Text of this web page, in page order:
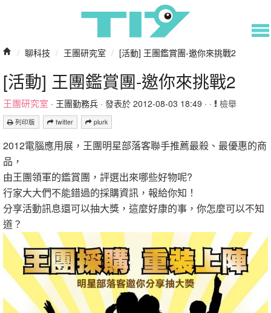
/ 聊科技 / 王團研究室 / [活動] 王團鑑賞團-邀你來挑戰2
[活動] 王團鑑賞團-邀你來挑戰2
王團研究室 · 王團勤務兵 · 發表於 2012-08-03 18:49 · · 檢舉
列印版 twitter plurk
2012電腦應用展，王團明星部落客聯手推薦最殺、最優惠的商
品，
由王團領軍的鑑賞團，評選出來哪些好物呢?
行家大大們不能錯過的採購資訊，報給你知！
分享活動訊息還可以抽大獎，這麼好康的事，你怎麼可以不知
道？